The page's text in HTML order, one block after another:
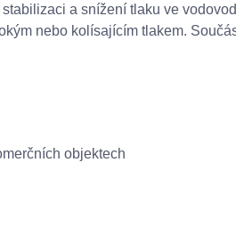
a snížení tlaku ve
nebo kolísajícím tlakem.
objektech